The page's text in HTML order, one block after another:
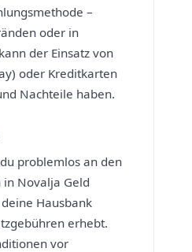
–
oder in
der Einsatz von
oder Kreditkarten
Nachteile haben.
problemlos an den
Novalja Geld
Hausbank
erhebt.
vor